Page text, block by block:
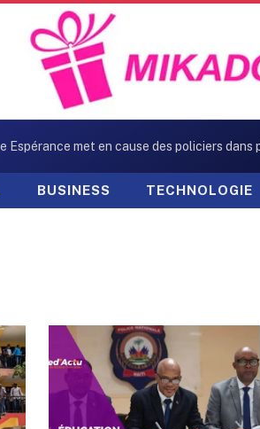
BUSINESS TECHNOLOGIE